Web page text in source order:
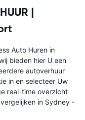
|
Auto Huren in
bieden hier U een
autoverhuur
in en selecteer Uw
real-time overzicht
in Sydney -